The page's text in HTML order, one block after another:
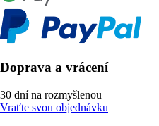
Doprava a vrácení
30 dní na rozmyšlenou
Vraťte svou objednávku